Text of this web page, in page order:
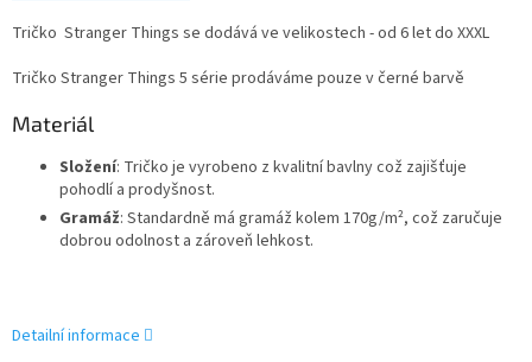
Tričko Stranger Things se dodává ve velikostech - od 6 let do XXXL
Tričko Stranger Things 5 série prodáváme pouze v černé barvě
Materiál
Složení: Tričko je vyrobeno z kvalitní bavlny což zajišťuje
pohodlí a prodyšnost.
Gramáž: Standardně má gramáž kolem 170g/m², což zaručuje
dobrou odolnost a zároveň lehkost.
Detailní informace